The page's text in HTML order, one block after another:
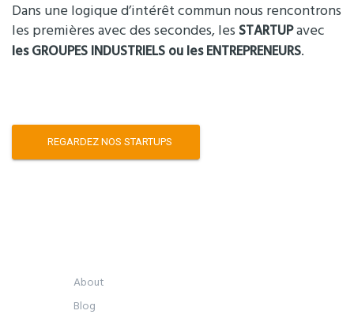
Dans une logique d’intérêt commun nous rencontrons
les premières avec des secondes, les STARTUPavec
les GROUPES INDUSTRIELS ou les ENTREPRENEURS.
REGARDEZ NOS STARTUPS
About
Blog